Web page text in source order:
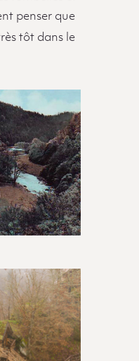
penser que
tôt dans le